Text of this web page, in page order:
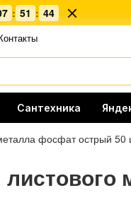
: 51 : 43
Сантехника
фосфат острый 50